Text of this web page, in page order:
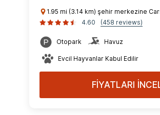
1.95 mi (3.14 km) şehir merkezine
4.60
(458 reviews)
Otopark Havuz
Evcil Hayvanlar Kabul Edilir
FİYATLARI